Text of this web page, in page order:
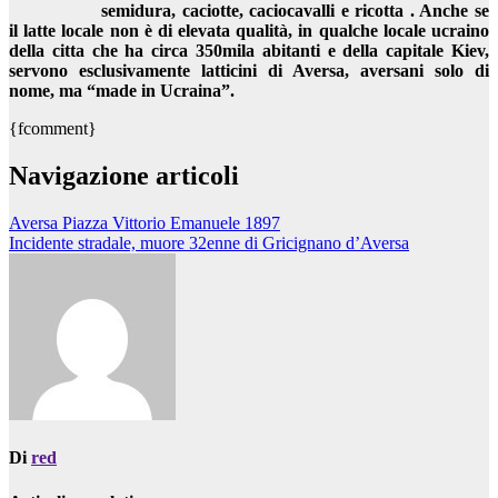
semidura, caciotte, caciocavalli e ricotta . Anche se
il latte locale non è di elevata qualità, in qualche locale ucraino
della citta che ha circa 350mila abitanti e della capitale Kiev,
servono esclusivamente latticini di Aversa, aversani solo di
nome, ma “made in Ucraina”.
{fcomment}
Navigazione articoli
Aversa Piazza Vittorio Emanuele 1897
Incidente stradale, muore 32enne di Gricignano d’Aversa
Dired